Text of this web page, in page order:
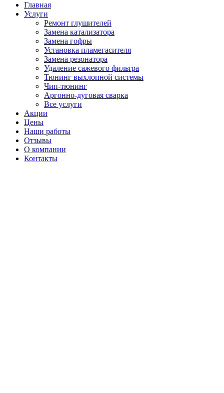
Главная
Услуги
Ремонт глушителей
Замена катализатора
Замена гофры
Установка пламегасителя
Замена резонатора
Удаление сажевого фильтра
Тюнинг выхлопной системы
Чип-тюнинг
Аргонно-дуговая сварка
Все услуги
Акции
Цены
Наши работы
Отзывы
О компании
Контакты